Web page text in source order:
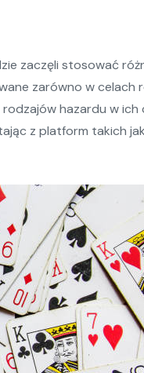
zaczęli stosować
zarówno w
hazardu w
z platform takich jak